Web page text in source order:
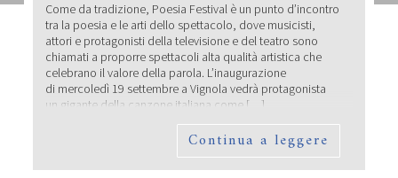
Come da tradizione, Poesia Festival è un punto d’incontro
tra la poesia e le arti dello spettacolo, dove musicisti,
attori e protagonisti della televisione e del teatro sono
chiamati a proporre spettacoli alta qualità artistica che
celebrano il valore della parola. L’inaugurazione
di mercoledì 19 settembre a Vignola vedrà protagonista
un gigante della canzone italiana come […]
Continua a leggere